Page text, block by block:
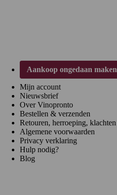
Aankoop ongedaan maken
Mijn account
Nieuwsbrief
Over Vinopronto
Bestellen & verzenden
Retouren, herroeping, klachten
Algemene voorwaarden
Privacy verklaring
Hulp nodig?
Blog